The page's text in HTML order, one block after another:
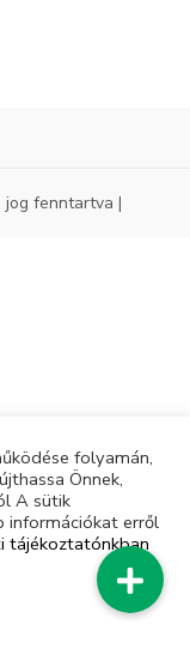
jog fenntartva |
folyamán,
Önnek,
A sütik
információkat erről
tájékoztatónkban